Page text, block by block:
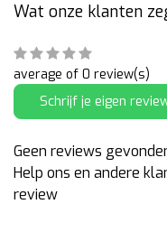
Wat onze klanten
average of 0 review(s)
Schrijf je eigen
Geen reviews
Help ons en andere
review